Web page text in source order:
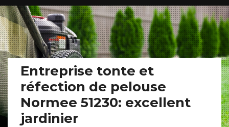
Entreprise tonte et
réfection de pelouse
Normee 51230: excellent
jardinier